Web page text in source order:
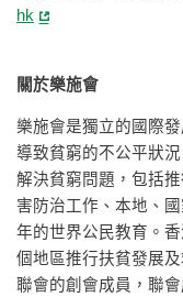
hk
關於樂施會
樂施會是獨立的國際
導致貧窮的不公平狀
解決貧窮問題，包括
害防治工作、本地、
年的世界公民教育。
個地區推行扶貧發展
聯會的創會成員，聯